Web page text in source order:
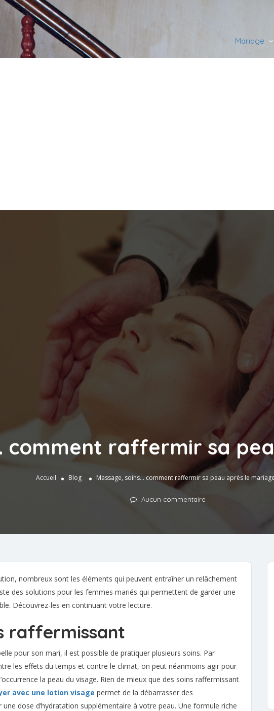
Mariage
comment raffermir sa
Accueil Blog Massage, soins… comment raffermir sa peau après le
Aucun commentaire
nombreux sont les éléments qui peuvent entraîner un relâchement
des solutions pour les femmes mariés qui permettent de garder une
Découvrez-les en continuant votre lecture.
raffermissant
pour son mari, il est possible de pratiquer plusieurs soins. Par
les effets du temps et contre le climat, on peut néanmoins agir pour
la peau du visage. Rien de mieux que des soins raffermissant
avec une lotion visage permet de la débarrasser des
dose d’hydratation supplémentaire à votre peau. Une formule riche